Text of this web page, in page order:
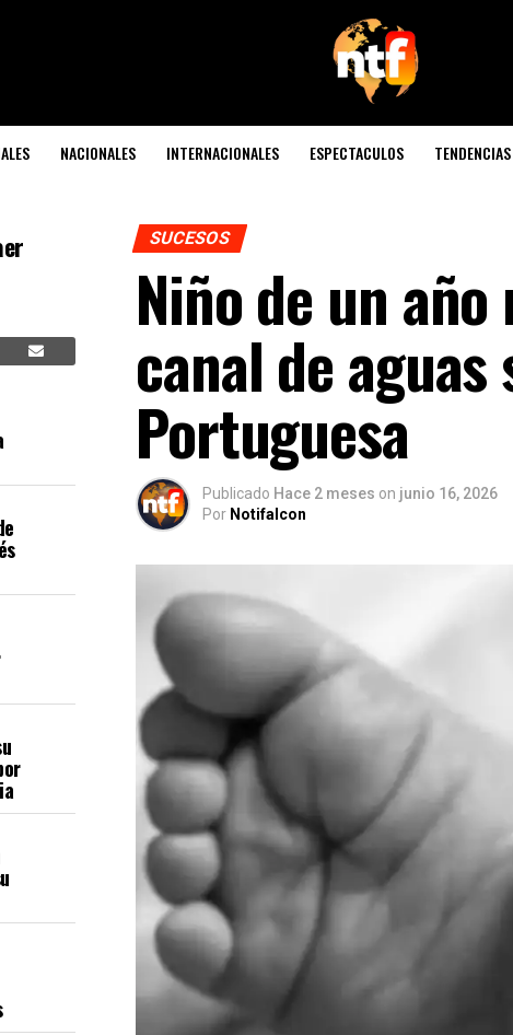
NACIONALES INTERNACIONALES ESPECTACULOS TENDENCIAS
SUCESOS
Niño de un
canal de aguas
Portuguesa
Publicado Hace 2 meses on junio 16, 2026
Por Notifalcon